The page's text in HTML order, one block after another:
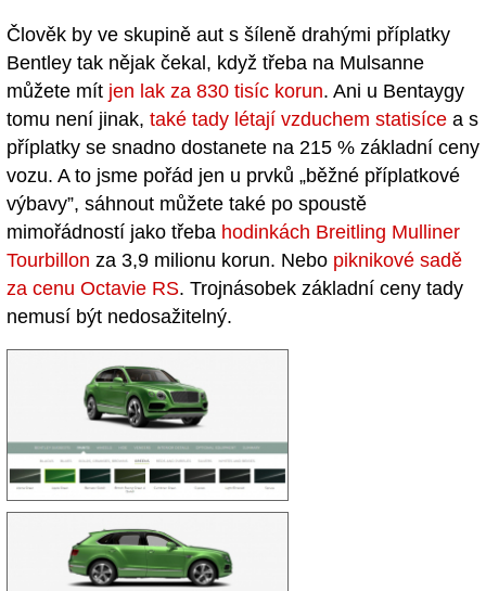
Člověk by ve skupině aut s šíleně drahými příplatky
Bentley tak nějak čekal, když třeba na Mulsanne
můžete mít jen lak za 830 tisíc korun. Ani u Bentaygy
tomu není jinak, také tady létají vzduchem statisíce a s
příplatky se snadno dostanete na 215 % základní ceny
vozu. A to jsme pořád jen u prvků „běžné příplatkové
výbavy”, sáhnout můžete také po spoustě
mimořádností jako třeba hodinkách Breitling Mulliner
Tourbillon za 3,9 milionu korun. Nebo piknikové sadě
za cenu Octavie RS. Trojnásobek základní ceny tady
nemusí být nedosažitelný.